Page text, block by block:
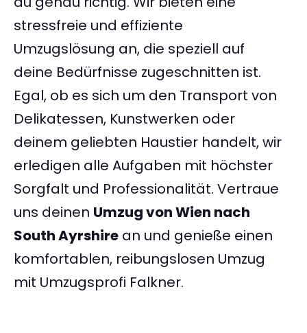
stressfreie und effiziente
Umzugslösung an, die speziell auf
deine Bedürfnisse zugeschnitten ist.
Egal, ob es sich um den Transport von
Delikatessen, Kunstwerken oder
deinem geliebten Haustier handelt, wir
erledigen alle Aufgaben mit höchster
Sorgfalt und Professionalität. Vertraue
uns deinen Umzug von Wien nach
South Ayrshire an und genieße einen
komfortablen, reibungslosen Umzug
mit Umzugsprofi Falkner.